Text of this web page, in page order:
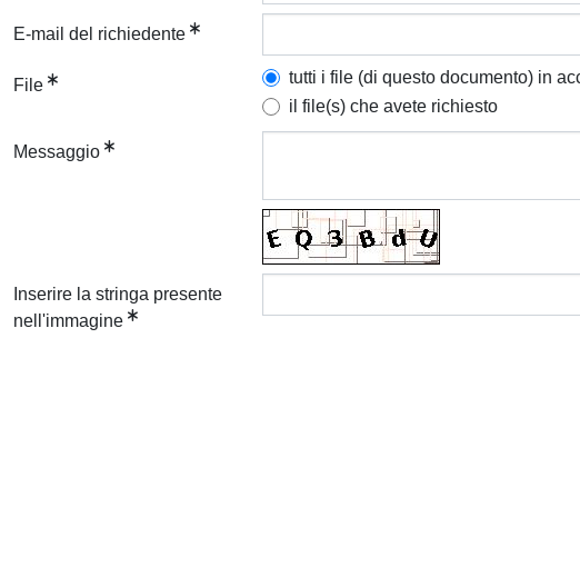
E-mail del richiedente
File
tutti i file (di questo documento) in
il file(s) che avete richiesto
Messaggio
Inserire la stringa presente
nell'immagine